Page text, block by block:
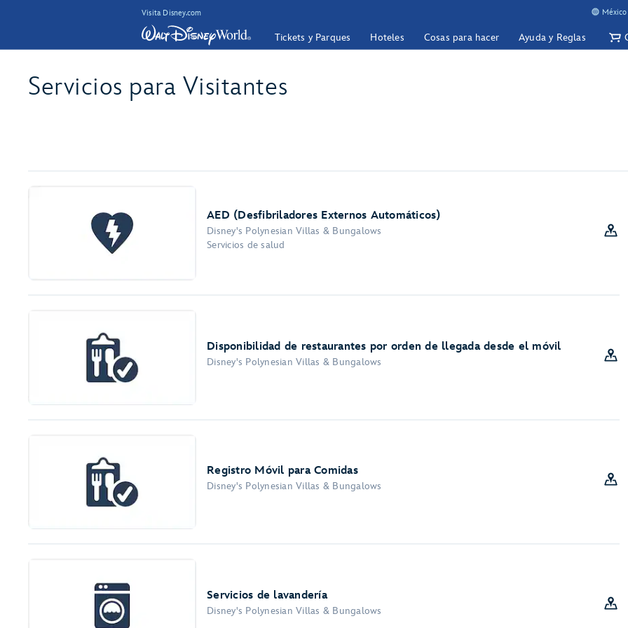
Visita Disney.com México
Tickets y Parques Hoteles Cosas para hacer Ayuda y Reglas
Servicios para Visitantes
AED (Desfibriladores Externos Automáticos)
Disney's Polynesian Villas & Bungalows
Servicios de salud
Disponibilidad de restaurantes por orden de llegada desde el móvil
Disney's Polynesian Villas & Bungalows
Registro Móvil para Comidas
Disney's Polynesian Villas & Bungalows
Servicios de lavandería
Disney's Polynesian Villas & Bungalows